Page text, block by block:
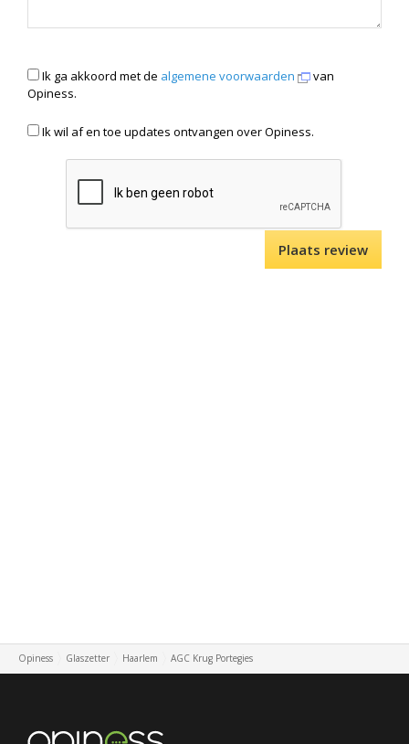
Ik ga akkoord met de algemene voorwaarden
van
Opiness.
Ik wil af en toe updates ontvangen over Opiness.
Opiness Glaszetter Haarlem AGC Krug Portegies